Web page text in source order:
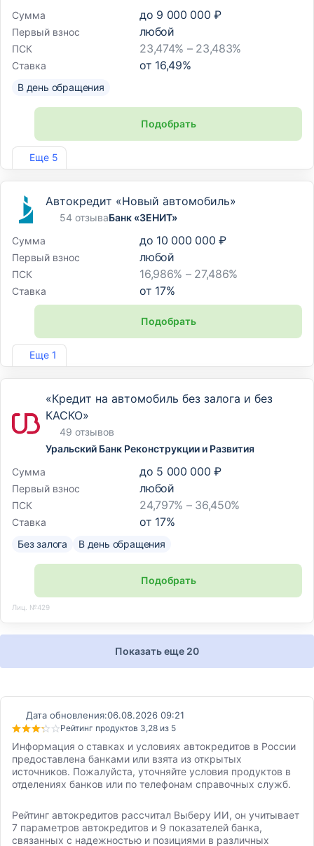
Еще 5
Сумма
до 9 000 000 ₽
Первый взнос любой
ПСК 23,474% – 23,483%
Ставка от 16,49%
В день обращения
Подобрать
Лиц. №1810
Еще 1
Автокредит «Новый автомобиль»
54 отзываБанк «ЗЕНИТ»
Сумма
до 10 000 000 ₽
Первый взнос любой
ПСК 16,986% – 27,486%
Ставка от 17%
Подобрать
Лиц. №3255
«Кредит на автомобиль без залога и без
КАСКО»
49 отзывов
Уральский Банк Реконструкции и Развития
Сумма
до 5 000 000 ₽
Первый взнос любой
ПСК 24,797% – 36,450%
Ставка от 17%
Без залога В день обращения
Подобрать
Лиц. №429
Показать еще 20
Дата обновления:06.08.2026 09:21
Рейтинг продуктов 3,28 из 5
Информация о ставках и условиях автокредитов в России
предоставлена банками или взята из открытых
источников. Пожалуйста, уточняйте условия продуктов в
отделениях банков или по телефонам справочных служб.
Рейтинг автокредитов рассчитал Выберу ИИ, он учитывает
7 параметров автокредитов и 9 показателей банка,
связанных с надежностью и позициями в различных